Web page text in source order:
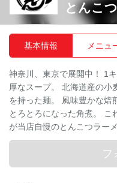
とんこ
基本情報 メニュ
神奈川、東京で展開中！ 1
厚なスープ。 北海道産の小
を持った麺。 風味豊かな焙
とろとろになった角煮。 こ
が当店自慢のとんこつラーメ
フ